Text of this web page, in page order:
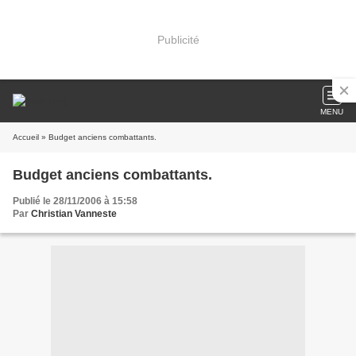
Publicité
MENU
Accueil » Budget anciens combattants.
Budget anciens combattants.
Publié le 28/11/2006 à 15:58
Par Christian Vanneste